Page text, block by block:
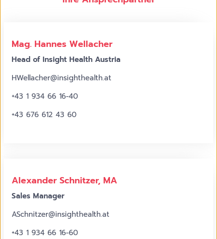
Schiffl
Mag. Hannes Wellacher
Head of Insight Health Austria
HWellacher@insighthealth.at
+43 1 934 66 16-40
+43 676 612 43 60
Alexander Schnitzer, MA
Sales Manager
ASchnitzer@insighthealth.at
+43 1 934 66 16-60